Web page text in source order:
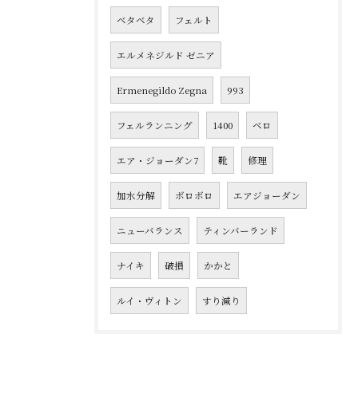
ベタベタ フェルト
エルメネジルド ゼニア
Ermenegildo Zegna 993
フェルランニング 1400 ベロ
エア・ジョーダン7 靴 修理
加水分解 ボロボロ エアジョーダン
ニューバランス ティンバーランド
ナイキ 破損 かかと
ルイ・ヴィトン すり減り